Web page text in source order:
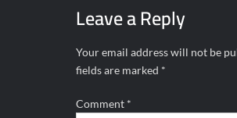
Leave a Reply
Your email address will not be
fields are marked *
Comment *